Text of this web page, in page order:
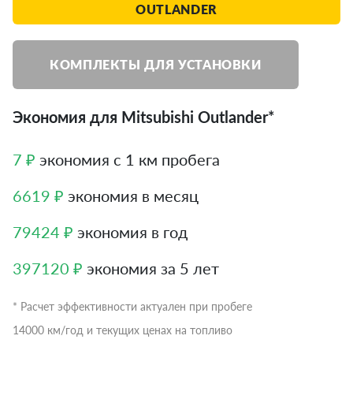
OUTLANDER
КОМПЛЕКТЫ ДЛЯ УСТАНОВКИ
Экономия для Mitsubishi Outlander*
7 ₽ экономия с 1 км пробега
6619 ₽ экономия в месяц
79424 ₽ экономия в год
397120 ₽ экономия за 5 лет
* Расчет эффективности актуален при пробеге
14000 км/год и текущих ценах на топливо